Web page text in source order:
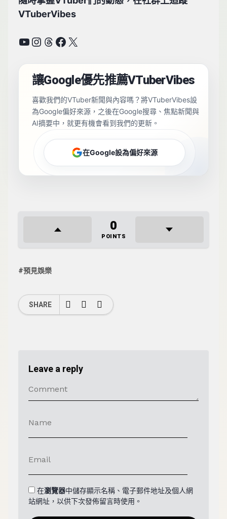
VTuberVibes
YouTube
Instagram
Threads
Facebook
X
讓Google優先推薦VTuberVibes
喜歡我們的VTuber新聞與內容嗎？將VTuberVibes設
為Google偏好來源，之後在Google搜尋、焦點新聞與
AI摘要中，就更有機會看到我們的更新。
在Google設為偏好來源
0
POINTS
預見娛樂
SHARE
Leave a reply
在瀏覽器中儲存顯示名稱、電子郵件地址及個人網
站網址，以供下次發佈留言時使用。